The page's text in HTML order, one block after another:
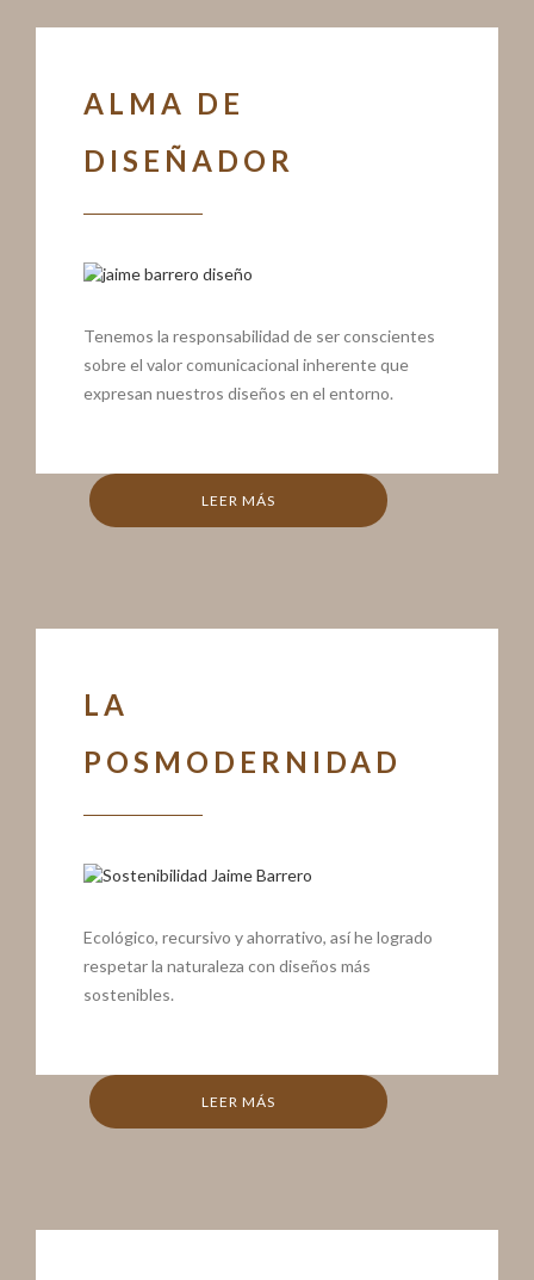
ALMA DE
DISEÑADOR
Tenemos la responsabilidad de ser conscientes
sobre el valor comunicacional inherente que
expresan nuestros diseños en el entorno.
LEER MÁS
LA
POSMODERNIDAD
Ecológico, recursivo y ahorrativo, así he logrado
respetar la naturaleza con diseños más
sostenibles.
LEER MÁS